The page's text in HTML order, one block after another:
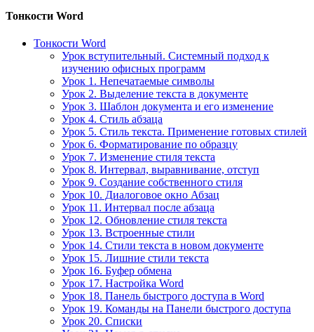
Тонкости Word
Тонкости Word
Урок вступительный. Системный подход к
изучению офисных программ
Урок 1. Непечатаемые символы
Урок 2. Выделение текста в документе
Урок 3. Шаблон документа и его изменение
Урок 4. Стиль абзаца
Урок 5. Стиль текста. Применение готовых стилей
Урок 6. Форматирование по образцу
Урок 7. Изменение стиля текста
Урок 8. Интервал, выравнивание, отступ
Урок 9. Создание собственного стиля
Урок 10. Диалоговое окно Абзац
Урок 11. Интервал после абзаца
Урок 12. Обновление стиля текста
Урок 13. Встроенные стили
Урок 14. Стили текста в новом документе
Урок 15. Лишние стили текста
Урок 16. Буфер обмена
Урок 17. Настройка Word
Урок 18. Панель быстрого доступа в Word
Урок 19. Команды на Панели быстрого доступа
Урок 20. Списки